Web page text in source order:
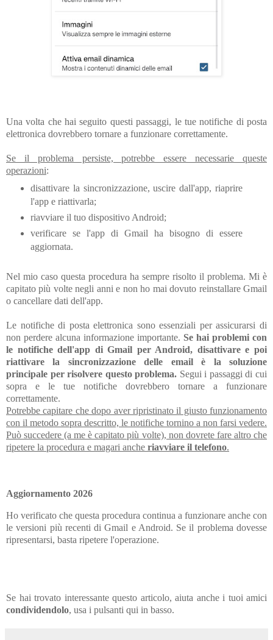
Una volta che hai seguito questi passaggi, le tue notifiche di posta
elettronica dovrebbero tornare a funzionare correttamente.
Se il problema persiste, potrebbe essere necessarie queste
operazioni:
disattivare la sincronizzazione, uscire dall'app, riaprire
l'app e riattivarla;
riavviare il tuo dispositivo Android;
verificare se l'app di Gmail ha bisogno di essere
aggiornata.
Nel mio caso questa procedura ha sempre risolto il problema. Mi è
capitato più volte negli anni e non ho mai dovuto reinstallare Gmail
o cancellare dati dell'app.
Le notifiche di posta elettronica sono essenziali per assicurarsi di
non perdere alcuna informazione importante. Se hai problemi con
le notifiche dell'app di Gmail per Android, disattivare e poi
riattivare la sincronizzazione delle email è la soluzione
principale per risolvere questo problema. Segui i passaggi di cui
sopra e le tue notifiche dovrebbero tornare a funzionare
correttamente.
Potrebbe capitare che dopo aver ripristinato il giusto funzionamento
con il metodo sopra descritto, le notifiche tornino a non farsi vedere.
Può succedere (a me è capitato più volte), non dovrete fare altro che
ripetere la procedura e magari anche riavviare il telefono.
Aggiornamento 2026
Ho verificato che questa procedura continua a funzionare anche con
le versioni più recenti di Gmail e Android. Se il problema dovesse
ripresentarsi, basta ripetere l'operazione.
Se hai trovato interessante questo articolo, aiuta anche i tuoi amici
condividendolo, usa i pulsanti qui in basso.